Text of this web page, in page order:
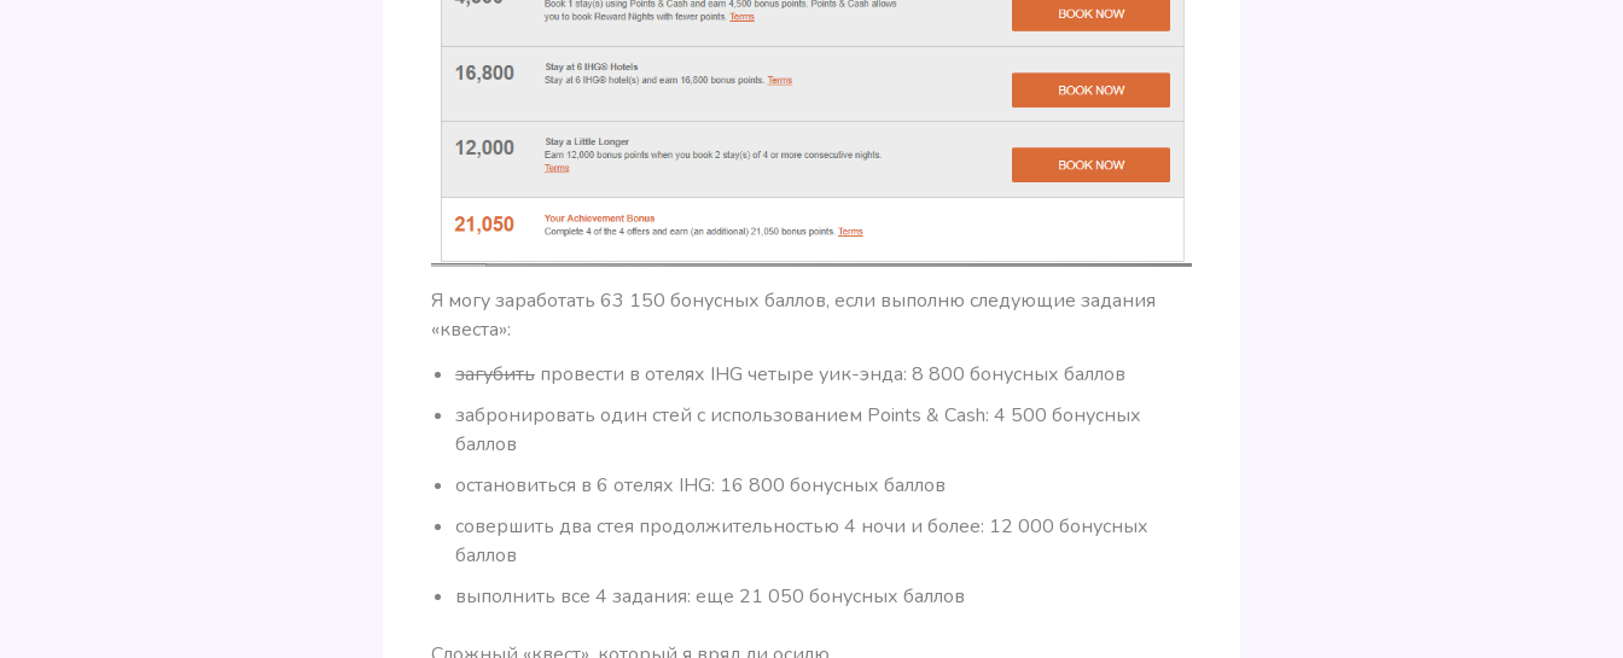
Я могу заработать 63 150 бонусных баллов, если выполню следующие задания
«квеста»:
загубить провести в отелях IHG четыре уик-энда: 8 800 бонусных баллов
забронировать один стей с использованием Points & Cash: 4 500 бонусных
баллов
остановиться в 6 отелях IHG: 16 800 бонусных баллов
совершить два стея продолжительностью 4 ночи и более: 12 000 бонусных
баллов
выполнить все 4 задания: еще 21 050 бонусных баллов